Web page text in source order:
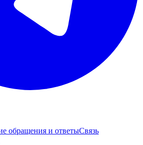
обращения и ответыСвязь